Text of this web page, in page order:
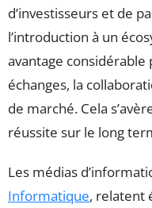
d’investisseurs et de
l’introduction à un
avantage
échanges, la
de marché. Cela
réussite sur le long
Les médias
Informatique, relatent